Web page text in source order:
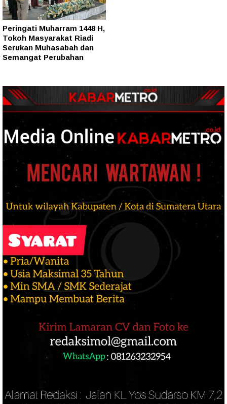
Peringati Muharram 1448 H,
Tokoh Masyarakat Riadi
Serukan Muhasabah dan
Semangat Perubahan